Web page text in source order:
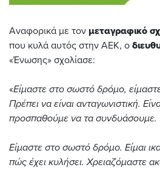
Αναφορικά με τον μεταγραφικό
που κυλά αυτός στην ΑΕΚ, ο
«Ένωσης» σχολίασε:
«Είμαστε στο σωστό δρόμο,
Πρέπει να είναι ανταγωνιστική.
προσπαθούμε να τα συνδυάσουμε.
Είμαστε στο σωστό δρόμο. Είμαι
πώς έχει κυλήσει. Χρειαζόμαστε